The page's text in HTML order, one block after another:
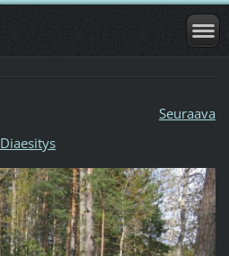
Seuraava
Diaesitys